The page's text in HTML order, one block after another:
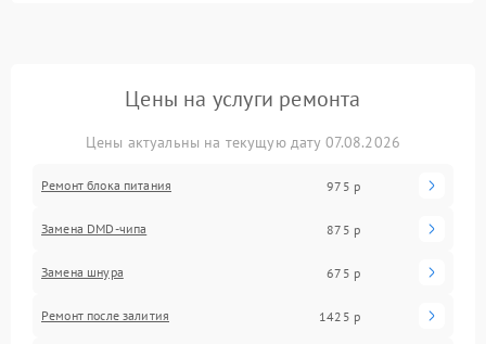
Цены на услуги ремонта
Цены актуальны на текущую дату 07.08.2026
Ремонт блока питания 975 р
Замена DMD-чипа 875 р
Замена шнура 675 р
Ремонт после залития 1425 р